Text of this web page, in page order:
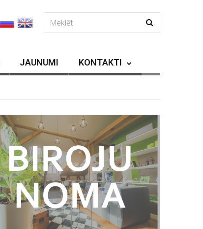
JAUNUMI KONTAKTI